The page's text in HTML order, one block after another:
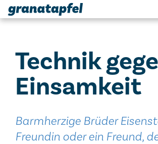
Seitenbereiche:
Technik
Einsamkeit
Barmherzige Brüder
Freundin oder ein Freund,